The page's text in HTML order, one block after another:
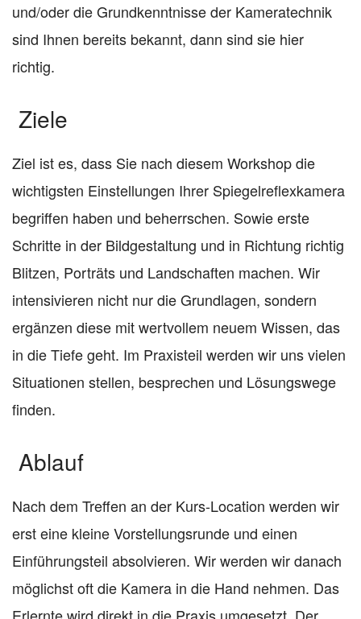
und/oder die Grundkenntnisse der Kameratechnik
sind Ihnen bereits bekannt, dann sind sie hier
richtig.
Ziele
Ziel ist es, dass Sie nach diesem Workshop die
wichtigsten Einstellungen Ihrer Spiegelreflexkamera
begriffen haben und beherrschen. Sowie erste
Schritte in der Bildgestaltung und in Richtung richtig
Blitzen, Porträts und Landschaften machen. Wir
intensivieren nicht nur die Grundlagen, sondern
ergänzen diese mit wertvollem neuem Wissen, das
in die Tiefe geht. Im Praxisteil werden wir uns vielen
Situationen stellen, besprechen und Lösungswege
finden.
Ablauf
Nach dem Treffen an der Kurs-Location werden wir
erst eine kleine Vorstellungsrunde und einen
Einführungsteil absolvieren. Wir werden wir danach
möglichst oft die Kamera in die Hand nehmen. Das